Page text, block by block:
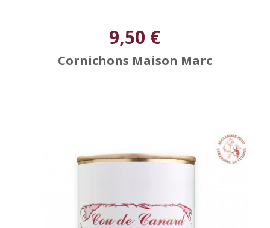
9,50 €
Cornichons Maison Marc